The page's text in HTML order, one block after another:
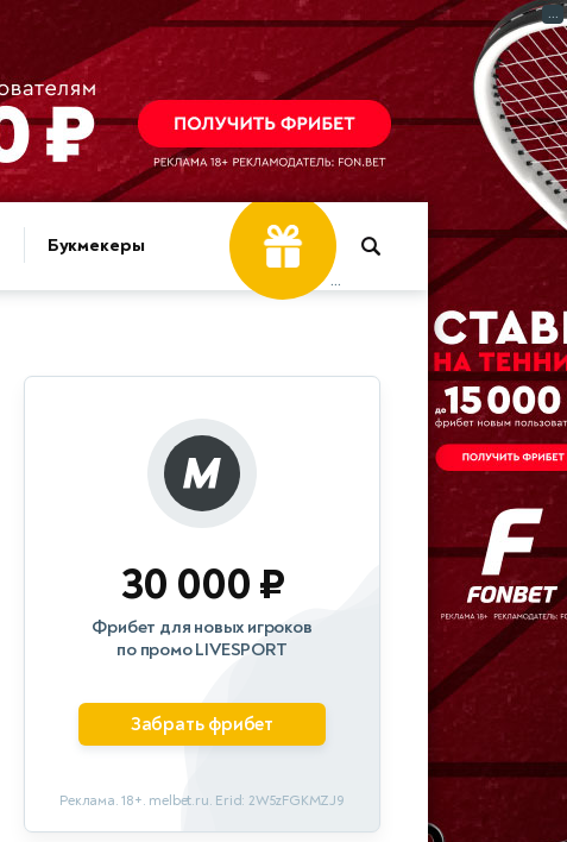
Букмекеры
...
30 000 ₽
Фрибет для новых игроков
по промо LIVESPORT
Забрать фрибет
Реклама. 18+. melbet.ru. Erid: 2W5zFGKMZJ9
...